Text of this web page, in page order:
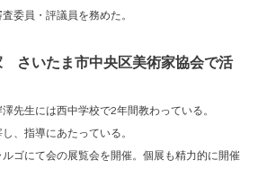
委員・評議員を務めた。
いたま市中央区美術家協会で活
先生には西中学校で2年間教わっている。
、指導にあたっている。
ゴにて会の展覧会を開催。個展も精力的に開催